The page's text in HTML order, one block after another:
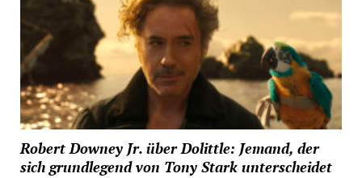
Robert Downey Jr. über Dolittle: Jemand, der
sich grundlegend von Tony Stark unterscheidet